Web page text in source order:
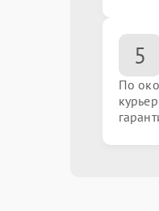
Ремонт /
Замена
5
По